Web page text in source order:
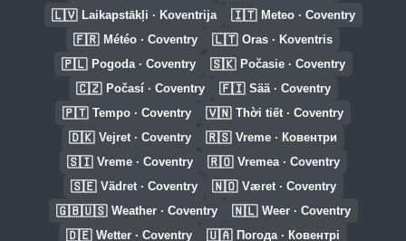
🇱🇻 Laikapstākļi · Koventrija 🇮🇹 Meteo · Coventry
🇫🇷 Météo · Coventry 🇱🇹 Oras · Koventris
🇵🇱 Pogoda · Coventry 🇸🇰 Počasie · Coventry
🇨🇿 Počasí · Coventry 🇫🇮 Sää · Coventry
🇵🇹 Tempo · Coventry 🇻🇳 Thời tiết · Coventry
🇩🇰 Vejret · Coventry 🇷🇸 Vreme · Ковентри
🇸🇮 Vreme · Coventry 🇷🇴 Vremea · Coventry
🇸🇪 Vädret · Coventry 🇳🇴 Været · Coventry
🇬🇧🇺🇸 Weather · Coventry 🇳🇱 Weer · Coventry
🇩🇪 Wetter · Coventry 🇺🇦 Погода · Ковентрі